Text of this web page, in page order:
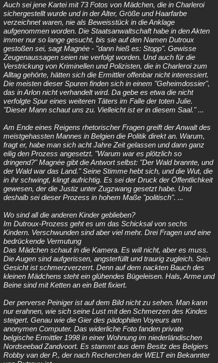
Auch sei jene Kartei mit 73 Fotos von Mädchen, die in Charleroi
sichergestellt wurde und in der Alter, Größe und Haarfarbe
verzeichnet waren, nie als Beweisstück in die Anklage
aufgenommen worden. Die Staatsanwaltschaft habe in den Akten
immer nur so lange gesucht, bis sie auf den Namen Dutroux
gestoßen sei, sagt Magnée - "dann hieß es: Stopp". Gewisse
Zeugenaussagen seien nie verfolgt worden. Und auch für die
Verstrickung von Kriminellen und Polizisten, die in Charleroi zum
Alltag gehörte, hätten sich die Ermittler offenbar nicht interessiert.
Die meisten dieser Spuren finden sich in einem "Geheimdossier",
das in Arlon nicht verhandelt wird. Da gebe es etwa die nicht
verfolgte Spur eines weiteren Täters im Falle der toten Julie.
"Dieser Mann schaut uns zu. Vielleicht ist er in diesem Saal." ...
Am Ende eines Reigens rhetorischer Fragen greift der Anwalt des
meistgehassten Mannes in Belgien die Politik direkt an. Warum,
fragt er, habe man sich acht Jahre Zeit gelassen und dann ganz
eilig den Prozess angesetzt. "Warum war es plötzlich so
dringend?" Magnée gibt die Antwort selbst: "Der Wald brannte, und
der Wald war das Land." Seine Stimme hebt sich, und die Wut, die
in ihr schwingt, klingt aufrichtig. Es sei der Druck der Öffentlichkeit
gewesen, der die Justiz unter Zugzwang gesetzt habe. Und
deshalb sei dieser Prozess in hohem Maße "politisch". ...
Wo sind all die anderen Kinder geblieben?
Im Dutroux-Prozess geht es um das Schicksal von sechs
Kindern. Verschwunden sind aber viel mehr. Drei Fragen und eine
bedrückende Vermutung
Das Mädchen schaut in die Kamera. Es will nicht, aber es muss.
Die Augen sind aufgerissen, angsterfüllt und traurig zugleich. Sein
Gesicht ist schmerzverzerrt. Denn auf dem nackten Bauch des
kleinen Mädchens steht ein glühendes Bügeleisen. Hals, Arme und
Beine sind mit Ketten an ein Bett fixiert.
Der perverse Peiniger ist auf dem Bild nicht zu sehen. Man kann
nur erahnen, wie sich seine Lust mit den Schmerzen des Kindes
steigert. Genau wie die Gier des pädophilen Voyeurs am
anonymen Computer. Das widerliche Foto fanden private
belgische Ermittler 1998 in einer Wohnung im niederländischen
Nordseebad Zandvoort. Es stammt aus dem Besitz des Belgiers
Robby van der P., der nach Recherchen der WELT ein Bekannter